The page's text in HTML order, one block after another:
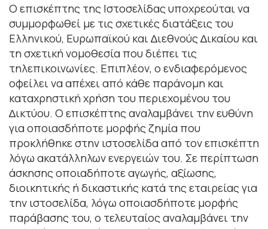
Ο επισκέπτης της Ιστοσελίδας υποχρεούται να
συµµορφωθεί µε τις σχετικές διατάξεις του
Ελληνικού, Ευρωπαϊκού και ∆ιεθνούς ∆ικαίου και
τη σχετική νοµοθεσία που διέπει τις
τηλεπικοινωνίες. Επιπλέον, ο ενδιαφερόµενος
οφείλει να απέχει από κάθε παράνοµη και
καταχρηστική χρήση του περιεχοµένου του
∆ικτύου. Ο επισκέπτης αναλαµβάνει την ευθύνη
για οποιασδήποτε µορφής ζηµία που
προκλήθηκε στην ιστοσελίδα από τον επισκέπτη
λόγω ακατάλληλων ενεργειών του. Σε περίπτωση
άσκησης οποιαδήποτε αγωγής, αξίωσης,
διοικητικής ή δικαστικής κατά της εταιρείας για
την ιστοσελίδα, λόγω οποιασδήποτε µορφής
παράβασης του, ο τελευταίος αναλαµβάνει την